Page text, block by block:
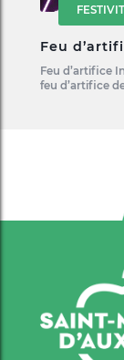
Feu
Feu d’artifice
feu d’artifice